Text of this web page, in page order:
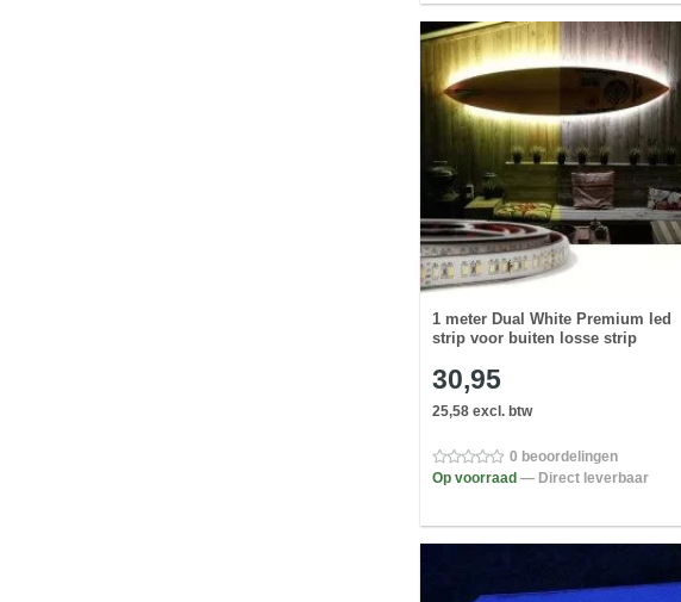
1 meter Dual White Premium led
strip voor buiten losse strip
30,95
25,58 excl. btw
0 beoordelingen
Op voorraad — Direct leverbaar